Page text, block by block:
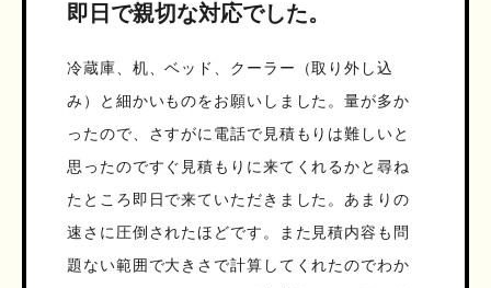
即日で親切な対応でした。
冷蔵庫、机、ベッド、クーラー（取り外し込
み）と細かいものをお願いしました。量が多か
ったので、さすがに電話で見積もりは難しいと
思ったのですぐ見積もりに来てくれるかと尋ね
たところ即日で来ていただきました。あまりの
速さに圧倒されたほどです。また見積内容も問
題ない範囲で大きさで計算してくれたのでわか